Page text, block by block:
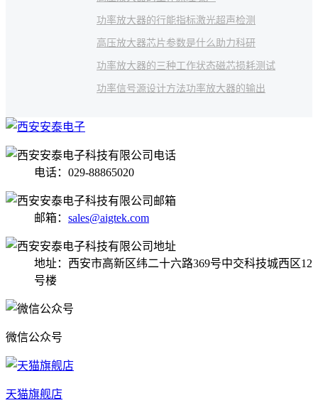
功率放大器的行能指标激光超声检测
高压放大器芯片参数是什么助力科研
功率放大器的三种工作状态磁芯损耗测试
功率信号源设计方法功率放大器的输出
电话：029-88865020
邮箱： sales@aigtek.com
地址：西安市高新区纬二十六路369号中交科技城西区12
号楼
微信公众号
天猫旗舰店